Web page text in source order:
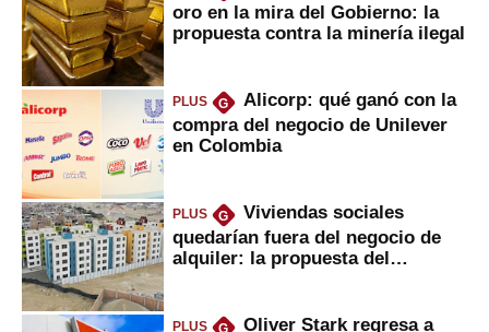
oro en la mira del Gobierno: la
propuesta contra la minería ilegal
PLUS G
Alicorp: qué ganó con la
compra del negocio de Unilever
en Colombia
PLUS G
Viviendas sociales
quedarían fuera del negocio de
alquiler: la propuesta del
PLUS G
Oliver Stark regresa a